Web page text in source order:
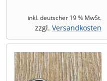
inkl. deutscher 19 % MwSt.
zzgl. Versandkosten